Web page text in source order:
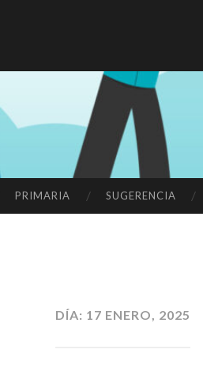
PRIMARIA SUGERENCIA
DÍA: 17 ENERO, 2025